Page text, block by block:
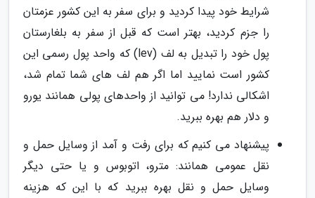
شرایط خود پیدا کردید و برای سفر به این کشور عزمتان
را جزم کردید، بهتر است که قبل از سفر به بلغارستان
پول خود را تبدیل به لف (lev) که واحد پول رسمی این
کشور است نمایید اما اگر هم لف های شما تمام شد،
اشکالی ندارد! می توانید از واحدهای پولی همانند یورو
و دلار هم بهره ببرید.
پیشنهاد می کنیم که برای رفت و آمد از وسایل حمل و
نقل عمومی همانند: مترو، اتوبوس و یا حتی دیگر
وسایل حمل و نقل بهره ببرید که با این که هزینه